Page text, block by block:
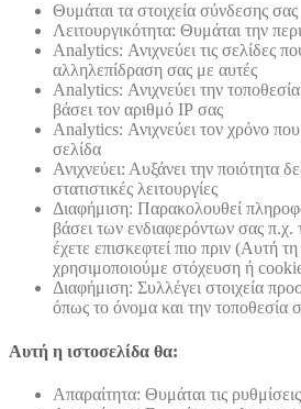
Θυμάται τα στοιχεία σύνδεσης σας
Λειτουργικότητα: Θυμάται την
Analytics: Ανιχνεύει τις σελίδες
αλληλεπίδραση σας με αυτές
Analytics: Ανιχνεύει την
βάσει τον αριθμό ΙΡ σας
Analytics: Ανιχνεύει τον χρόνο
σελίδα
Ανιχνεύει: Αυξάνει την ποιότητα
στατιστικές λειτουργίες
Διαφήμιση: Παρακολουθεί
βάσει των ενδιαφερόντων σας π.χ.
έχετε επισκεφτεί πιο πριν (Αυτή
χρησιμοποιούμε στόχευση ή
Διαφήμιση: Συλλέγει στοιχεία
όπως το όνομα και την τοποθεσία
Αυτή η ιστοσελίδα θα:
Απαραίτητα: Θυμάται τις